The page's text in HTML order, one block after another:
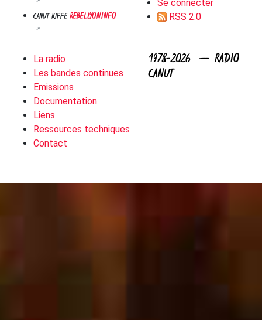
CANUT KIFFEREBELLYON.INFO
Se connecter
RSS 2.0
La radio
Les bandes continues
Emissions
Documentation
Liens
Ressources techniques
Contact
1978-2026 — RADIO
CANUT